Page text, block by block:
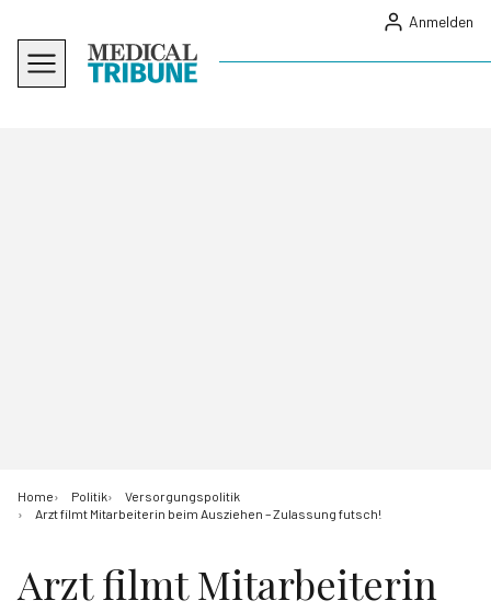
Anmelden
Home Politik
Versorgungspolitik
Arzt filmt Mitarbeiterin beim Ausziehen – Zulassung futsch!
Arzt filmt Mitarbeiterin